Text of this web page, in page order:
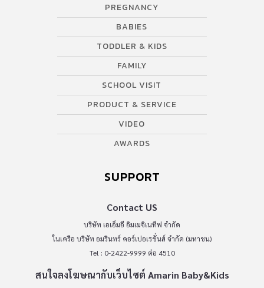
PREGNANCY
BABIES
TODDLER & KIDS
FAMILY
SCHOOL VISIT
PRODUCT & SERVICE
VIDEO
AWARDS
SUPPORT
Contact US
บริษัท เอเอ็มอี อิมเมจิเนทีฟ จำกัด
ในเครือ บริษัท อมรินทร์ คอร์เปอเรชั่นส์ จำกัด (มหาชน)
Tel : 0-2422-9999 ต่อ 4510
สนใจลงโฆษณากับเว็บไซต์ Amarin Baby&Kids